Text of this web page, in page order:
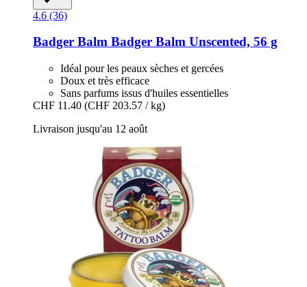
4.6 (36)
Badger Balm Badger Balm Unscented, 56 g
Idéal pour les peaux sèches et gercées
Doux et très efficace
Sans parfums issus d'huiles essentielles
CHF 11.40 (CHF 203.57 / kg)
Livraison jusqu'au 12 août